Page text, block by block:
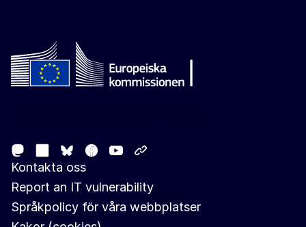
MastodonLinkedIn
Bluesky
Facebook
Youtube
Kontakta oss
Report an IT vulnerability
Språkpolicy för våra webbplatser